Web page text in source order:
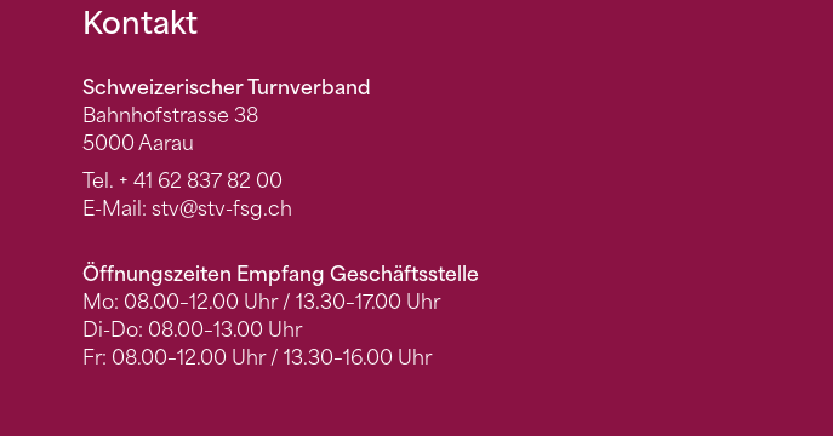
Fusszeile
Kontakt
Schweizerischer Turnverband
Bahnhofstrasse 38
5000 Aarau
Tel. + 41 62 837 82 00
E-Mail: stv@stv-fsg.ch
Öffnungszeiten Empfang Geschäftsstelle
Mo: 08.00–12.00 Uhr / 13.30–17.00 Uhr
Di-Do: 08.00–13.00 Uhr
Fr: 08.00–12.00 Uhr / 13.30–16.00 Uhr